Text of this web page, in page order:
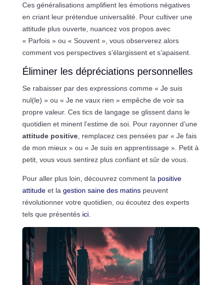
Ces généralisations amplifient les émotions négatives
en criant leur prétendue universalité. Pour cultiver une
attitude plus ouverte, nuancez vos propos avec
« Parfois » ou « Souvent », vous observerez alors
comment vos perspectives s’élargissent et s’apaisent.
Éliminer les dépréciations personnelles
Se rabaisser par des expressions comme « Je suis
nul(le) » ou « Je ne vaux rien » empêche de voir sa
propre valeur. Ces tics de langage se glissent dans le
quotidien et minent l’estime de soi. Pour rayonner d’une
attitude positive, remplacez ces pensées par « Je fais
de mon mieux » ou « Je suis en apprentissage ». Petit à
petit, vous vous sentirez plus confiant et sûr de vous.
Pour aller plus loin, découvrez comment la positive
attitudeet la gestion saine des matinspeuvent
révolutionner votre quotidien, ou écoutez des experts
tels que présentés ici.